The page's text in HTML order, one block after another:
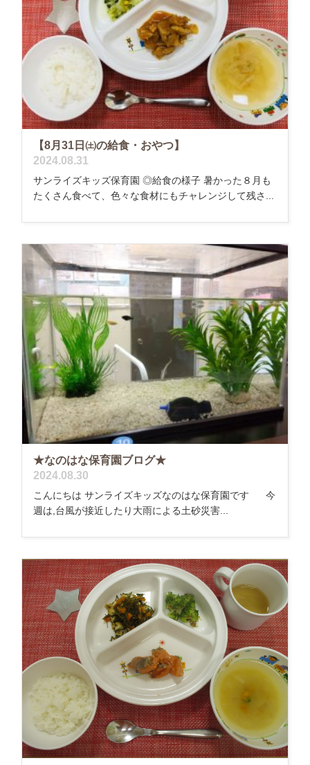
【8月31日㈯の給食・おやつ】
2024.08.31
サンライズキッズ保育園 ◎給食の様子 暑かった８月も
たくさん食べて、色々な食材にもチャレンジして残さ...
★なのはな保育園ブログ★
2024.08.30
こんにちは サンライズキッズなのはな保育園です 今
週は,台風が接近したり大雨による土砂災害...